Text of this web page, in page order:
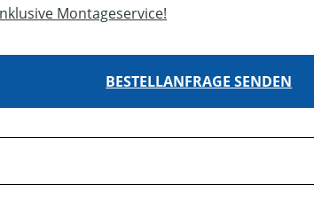
Montageservice!
BESTELLANFRAGE SENDEN